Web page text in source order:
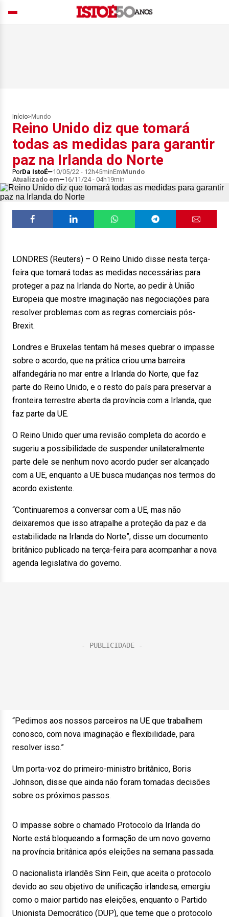
Início> Mundo
Reino Unido diz que tomará
todas as medidas para garantir
paz na Irlanda do Norte
PorDa IstoÉ 10/05/22 - 12h45minEmMundo
Atualizado em
16/11/24 - 04h19min
LONDRES (Reuters) – O Reino Unido disse nesta terça-
feira que tomará todas as medidas necessárias para
proteger a paz na Irlanda do Norte, ao pedir à União
Europeia que mostre imaginação nas negociações para
resolver problemas com as regras comerciais pós-
Brexit.
Londres e Bruxelas tentam há meses quebrar o impasse
sobre o acordo, que na prática criou uma barreira
alfandegária no mar entre a Irlanda do Norte, que faz
parte do Reino Unido, e o resto do país para preservar a
fronteira terrestre aberta da província com a Irlanda, que
faz parte da UE.
O Reino Unido quer uma revisão completa do acordo e
sugeriu a possibilidade de suspender unilateralmente
parte dele se nenhum novo acordo puder ser alcançado
com a UE, enquanto a UE busca mudanças nos termos do
acordo existente.
“Continuaremos a conversar com a UE, mas não
deixaremos que isso atrapalhe a proteção da paz e da
estabilidade na Irlanda do Norte”, disse um documento
britânico publicado na terça-feira para acompanhar a nova
agenda legislativa do governo.
“Pedimos aos nossos parceiros na UE que trabalhem
conosco, com nova imaginação e flexibilidade, para
resolver isso.”
Um porta-voz do primeiro-ministro britânico, Boris
Johnson, disse que ainda não foram tomadas decisões
sobre os próximos passos.
O impasse sobre o chamado Protocolo da Irlanda do
Norte está bloqueando a formação de um novo governo
na província britânica após eleições na semana passada.
O nacionalista irlandês Sinn Fein, que aceita o protocolo
devido ao seu objetivo de unificação irlandesa, emergiu
como o maior partido nas eleições, enquanto o Partido
Unionista Democrático (DUP), que teme que o protocolo